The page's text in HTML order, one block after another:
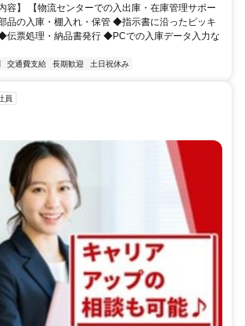
容】 【物流センターでの入出庫・在庫管理サポー
品の入庫・棚入れ・保管 ◆指示書に沿ったピッキ
伝票処理・納品書発行 ◆PCでの入庫データ入力な
交通費支給 長期歓迎 土日祝休み
員